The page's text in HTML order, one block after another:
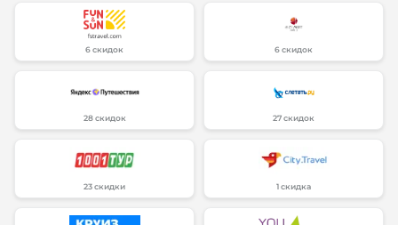
6 скидок 6 скидок
28 скидок 27 скидок
23 скидки 1 скидка